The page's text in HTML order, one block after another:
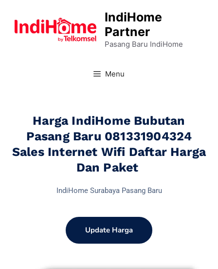
IndiHome
Partner
Pasang Baru IndiHome
Menu
Harga IndiHome Bubutan
Pasang Baru 081331904324
Sales Internet Wifi Daftar Harga
Dan Paket
IndiHome Surabaya Pasang Baru
Update Harga